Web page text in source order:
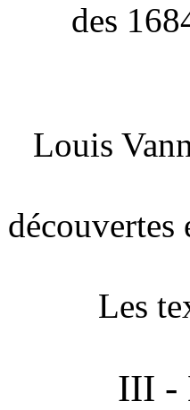
des
Louis
Les
III -